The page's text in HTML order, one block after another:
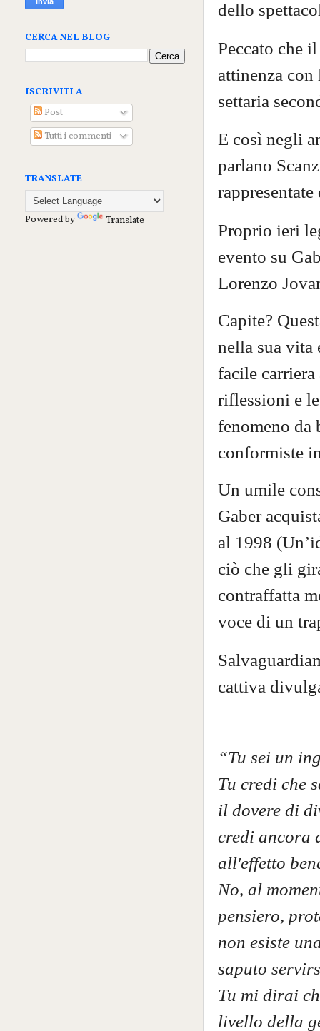
dello
Peccato che
attinenza con
settaria
E così negli
parlano
Proprio ieri
evento su
Lorenzo
Capite?
nella sua vita
facile carriera
riflessioni e
fenomeno da
conformiste
Un umile
Gaber
al 1998
ciò che gli
contraffatta
voce di un
cattiva
“Tu sei un
Tu credi che
il dovere di
credi ancora
all'effetto
No, al
pensiero,
non esiste
saputo
Tu mi dirai
livello della
CERCA NEL BLOG
ISCRIVITI A
Post
Tutti i commenti
TRANSLATE
Powered by Translate